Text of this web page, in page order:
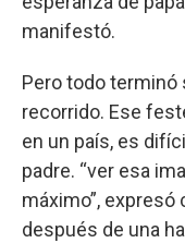
manifestó.
Pero todo terminó
recorrido. Ese
en un país, es
padre. “ver esa
máximo”,
después de una